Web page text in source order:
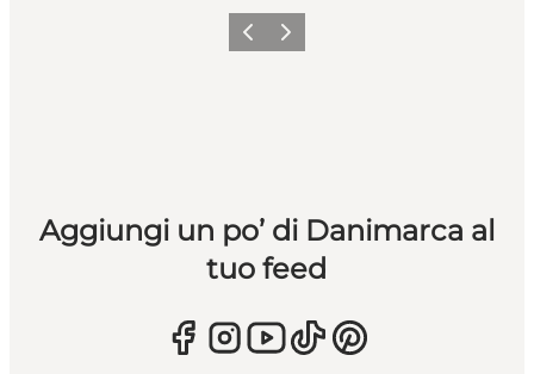
Precedente
Avanti
Aggiungi un po’ di Danimarca al
tuo feed